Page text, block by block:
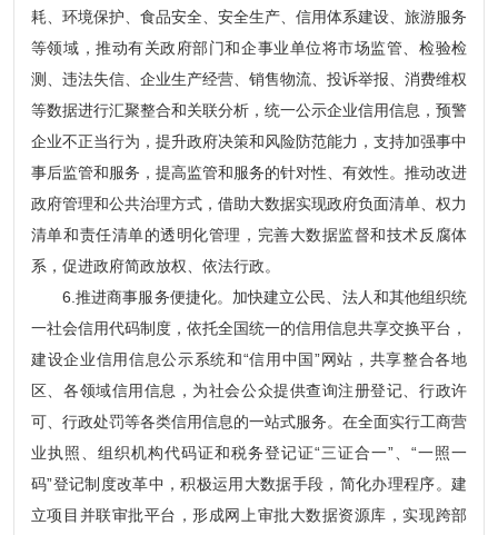
耗、环境保护、食品安全、安全生产、信用体系建设、旅游服务
等领域，推动有关政府部门和企事业单位将市场监管、检验检
测、违法失信、企业生产经营、销售物流、投诉举报、消费维权
等数据进行汇聚整合和关联分析，统一公示企业信用信息，预警
企业不正当行为，提升政府决策和风险防范能力，支持加强事中
事后监管和服务，提高监管和服务的针对性、有效性。推动改进
政府管理和公共治理方式，借助大数据实现政府负面清单、权力
清单和责任清单的透明化管理，完善大数据监督和技术反腐体
系，促进政府简政放权、依法行政。
6.推进商事服务便捷化。加快建立公民、法人和其他组织统
一社会信用代码制度，依托全国统一的信用信息共享交换平台，
建设企业信用信息公示系统和“信用中国”网站，共享整合各地
区、各领域信用信息，为社会公众提供查询注册登记、行政许
可、行政处罚等各类信用信息的一站式服务。在全面实行工商营
业执照、组织机构代码证和税务登记证“三证合一”、“一照一
码”登记制度改革中，积极运用大数据手段，简化办理程序。建
立项目并联审批平台，形成网上审批大数据资源库，实现跨部